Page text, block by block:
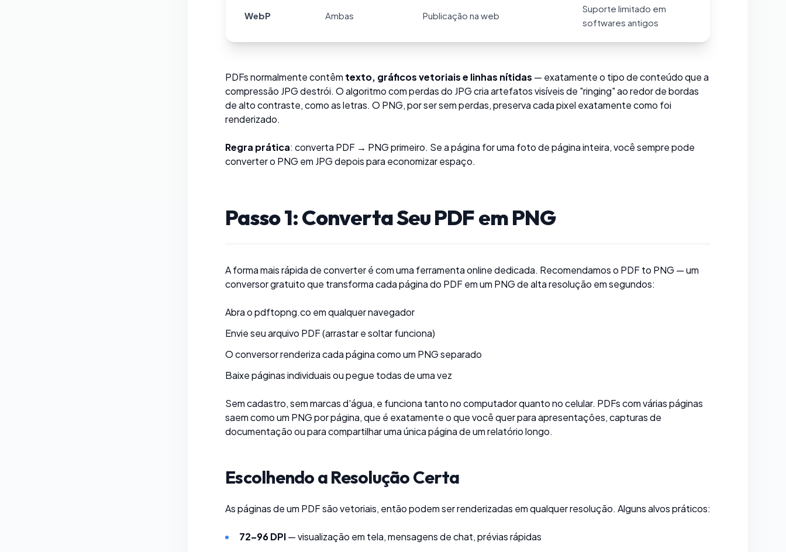
WebP Ambas Publicação na web
Suporte limitado em
softwares antigos
PDFs normalmente contêm texto, gráficos vetoriais e linhas nítidas — exatamente o tipo de conteúdo que a
compressão JPG destrói. O algoritmo com perdas do JPG cria artefatos visíveis de "ringing" ao redor de bordas
de alto contraste, como as letras. O PNG, por ser sem perdas, preserva cada pixel exatamente como foi
renderizado.
Regra prática: converta PDF → PNG primeiro. Se a página for uma foto de página inteira, você sempre pode
converter o PNG em JPG depois para economizar espaço.
Passo 1: Converta Seu PDF em PNG
A forma mais rápida de converter é com uma ferramenta online dedicada. Recomendamos o PDF to PNG — um
conversor gratuito que transforma cada página do PDF em um PNG de alta resolução em segundos:
Abra opdftopng.co em qualquer navegador
Envie seu arquivo PDF (arrastar e soltar funciona)
O conversor renderiza cada página como um PNG separado
Baixe páginas individuais ou pegue todas de uma vez
Sem cadastro, sem marcas d'água, e funciona tanto no computador quanto no celular. PDFs com várias páginas
saem como um PNG por página, que é exatamente o que você quer para apresentações, capturas de
documentação ou para compartilhar uma única página de um relatório longo.
Escolhendo a Resolução Certa
As páginas de um PDF são vetoriais, então podem ser renderizadas em qualquer resolução. Alguns alvos práticos:
72–96 DPI— visualização em tela, mensagens de chat, prévias rápidas